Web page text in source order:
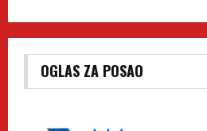
OGLAS ZA POSAO